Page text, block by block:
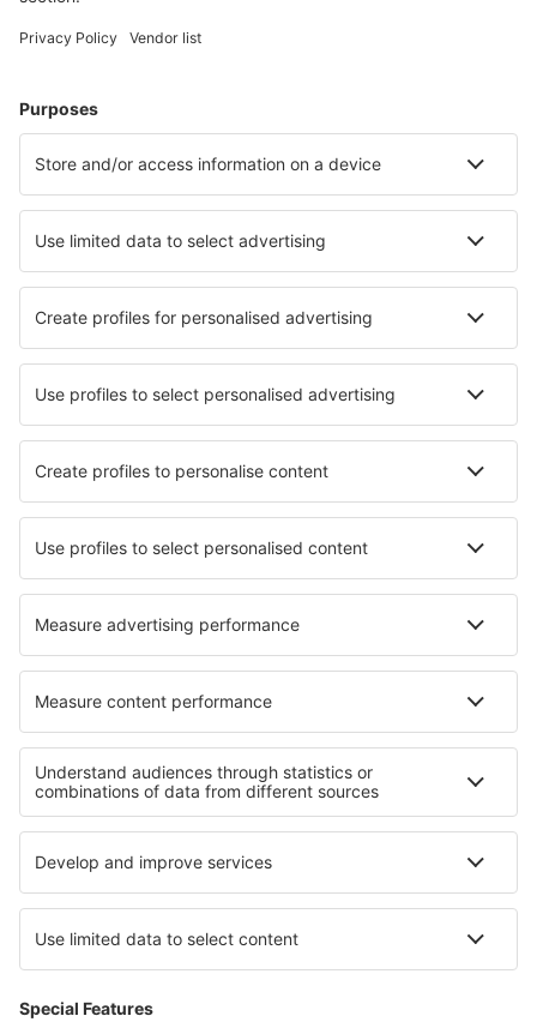
Hoteluri în Franţa - Orașe populare
Hoteluri în Frejus
Hoteluri în Capbreton Hoteluri în Villers-sur-Mer
Hoteluri în Brest Hoteluri în Tours
Hoteluri în Porto-Vecchio
Cele mai bune hoteluri - orașe
Hoteluri Shengjin Hoteluri în Salas Hoteluri în Civenna
Hoteluri în Grafenhainichen Hoteluri în Teluk Intan
Hoteluri în Pointe-Claire Hoteluri în Ophir
Hoteluri în Rush
Cele mai bune hoteluri - regiuni
Hoteluri în Franța Hoteluri în regiunea Lacului Geneva
Hoteluri în Bretania Hoteluri în Ile-de-France
Hoteluri în Corsica Hoteluri in Gabrovo
Hoteluri in La Amistad International Park Hoteluri in Attica
Hoteluri Plovdiv province